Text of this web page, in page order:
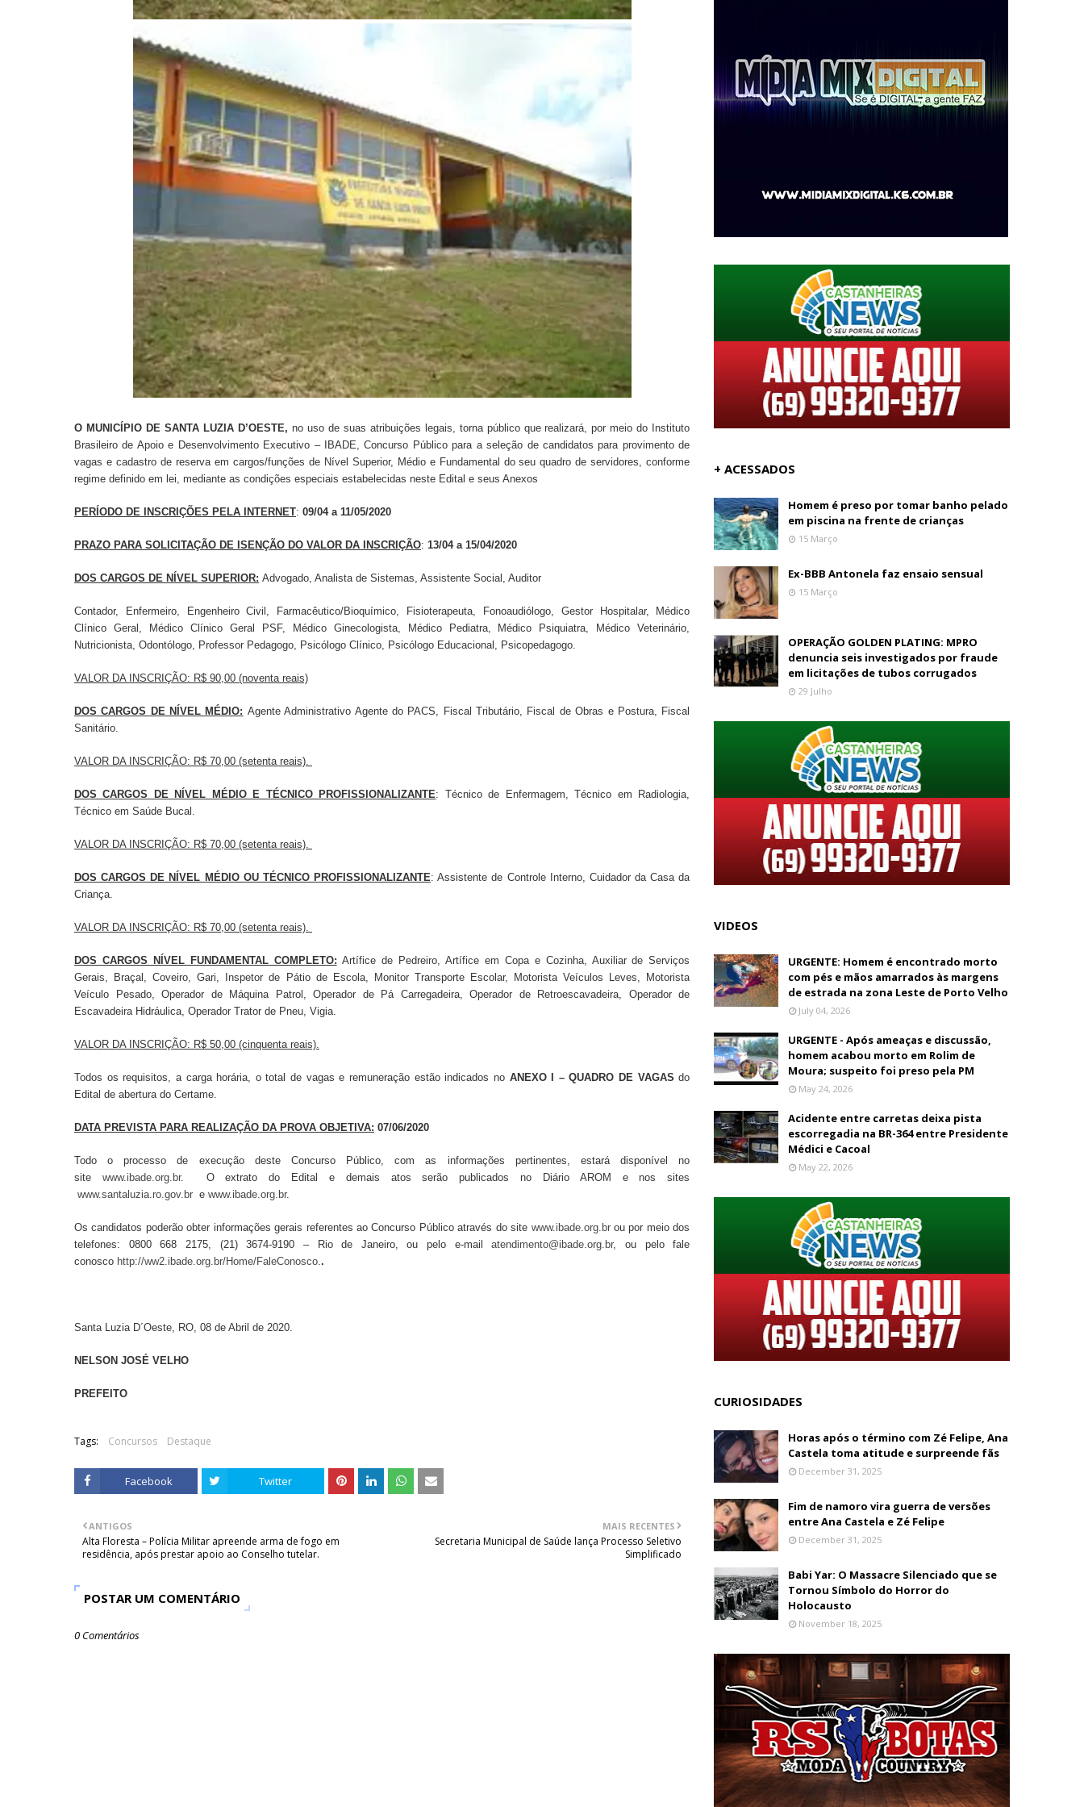
O MUNICÍPIO DE SANTA LUZIA D’OESTE, no uso de suas atribuições legais, torna público que realizará, por meio do Instituto
Brasileiro de Apoio e Desenvolvimento Executivo – IBADE, Concurso Público para a seleção de candidatos para provimento de
vagas e cadastro de reserva em cargos/funções de Nível Superior, Médio e Fundamental do seu quadro de servidores, conforme
regime definido em lei, mediante as condições especiais estabelecidas neste Edital e seus Anexos
PERÍODO DE INSCRIÇÕES PELA INTERNET: 09/04 a 11/05/2020
PRAZO PARA SOLICITAÇÃO DE ISENÇÃO DO VALOR DA INSCRIÇÃO: 13/04 a 15/04/2020
DOS CARGOS DE NÍVEL SUPERIOR: Advogado, Analista de Sistemas, Assistente Social, Auditor
Contador, Enfermeiro, Engenheiro Civil, Farmacêutico/Bioquímico, Fisioterapeuta, Fonoaudiólogo, Gestor Hospitalar, Médico
Clínico Geral, Médico Clínico Geral PSF, Médico Ginecologista, Médico Pediatra, Médico Psiquiatra, Médico Veterinário,
Nutricionista, Odontólogo, Professor Pedagogo, Psicólogo Clínico, Psicólogo Educacional, Psicopedagogo.
VALOR DA INSCRIÇÃO: R$ 90,00 (noventa reais)
DOS CARGOS DE NÍVEL MÉDIO: Agente Administrativo Agente do PACS, Fiscal Tributário, Fiscal de Obras e Postura, Fiscal
Sanitário.
VALOR DA INSCRIÇÃO: R$ 70,00 (setenta reais).
DOS CARGOS DE NÍVEL MÉDIO E TÉCNICO PROFISSIONALIZANTE: Técnico de Enfermagem, Técnico em Radiologia,
Técnico em Saúde Bucal.
VALOR DA INSCRIÇÃO: R$ 70,00 (setenta reais).
DOS CARGOS DE NÍVEL MÉDIO OU TÉCNICO PROFISSIONALIZANTE: Assistente de Controle Interno, Cuidador da Casa da
Criança.
VALOR DA INSCRIÇÃO: R$ 70,00 (setenta reais).
DOS CARGOS NÍVEL FUNDAMENTAL COMPLETO: Artífice de Pedreiro, Artífice em Copa e Cozinha, Auxiliar de Serviços
Gerais, Braçal, Coveiro, Gari, Inspetor de Pátio de Escola, Monitor Transporte Escolar, Motorista Veículos Leves, Motorista
Veículo Pesado, Operador de Máquina Patrol, Operador de Pá Carregadeira, Operador de Retroescavadeira, Operador de
Escavadeira Hidráulica, Operador Trator de Pneu, Vigia.
VALOR DA INSCRIÇÃO: R$ 50,00 (cinquenta reais).
Todos os requisitos, a carga horária, o total de vagas e remuneração estão indicados no ANEXO I – QUADRO DE VAGAS do
Edital de abertura do Certame.
DATA PREVISTA PARA REALIZAÇÃO DA PROVA OBJETIVA: 07/06/2020
Todo o processo de execução deste Concurso Público, com as informações pertinentes, estará disponível no
site www.ibade.org.br.
O extrato do Edital e demais atos serão publicados no Diário AROM e nos sites
www.santaluzia.ro.gov.br e www.ibade.org.br.
Os candidatos poderão obter informações gerais referentes ao Concurso Público através do site www.ibade.org.brou por meio dos
telefones: 0800 668 2175, (21) 3674-9190 – Rio de Janeiro, ou pelo e-mailatendimento@ibade.org.br, ou pelo fale
conosco http://ww2.ibade.org.br/Home/FaleConosco .
Santa Luzia D´Oeste, RO, 08 de Abril de 2020.
NELSON JOSÉ VELHO
PREFEITO
Tags: Concursos Destaque
Facebook Twitter
MAIS RECENTES
Secretaria Municipal de Saúde lança Processo Seletivo
Simplificado
ANTIGOS
Alta Floresta – Polícia Militar apreende arma de fogo em
residência, após prestar apoio ao Conselho tutelar.
POSTAR UM COMENTÁRIO
0 Comentários
+ ACESSADOS
Homem é preso por tomar banho pelado
em piscina na frente de crianças
15 Março
Ex-BBB Antonela faz ensaio sensual
15 Março
OPERAÇÃO GOLDEN PLATING: MPRO
denuncia seis investigados por fraude
em licitações de tubos corrugados
29 Julho
VIDEOS
URGENTE: Homem é encontrado morto
com pés e mãos amarrados às margens
de estrada na zona Leste de Porto Velho
July 04, 2026
URGENTE - Após ameaças e discussão,
homem acabou morto em Rolim de
Moura; suspeito foi preso pela PM
May 24, 2026
Acidente entre carretas deixa pista
escorregadia na BR-364 entre Presidente
Médici e Cacoal
May 22, 2026
CURIOSIDADES
Horas após o término com Zé Felipe, Ana
Castela toma atitude e surpreende fãs
December 31, 2025
Fim de namoro vira guerra de versões
entre Ana Castela e Zé Felipe
December 31, 2025
Babi Yar: O Massacre Silenciado que se
Tornou Símbolo do Horror do
Holocausto
November 18, 2025